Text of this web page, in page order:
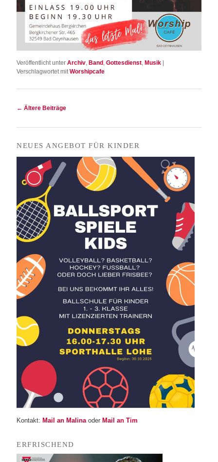
Veröffentlicht unter Archiv ,Band ,Gottesdienst ,Musik |
Verschlagwortet mit Worshipcafe
Beitragsnavigation
← Ältere Beiträge
NEU­ES ANGE­BOT FÜR KINDER
Kon­takt: Mail an Mali­naoder Mail an Tim
ERFRI­SCHEND